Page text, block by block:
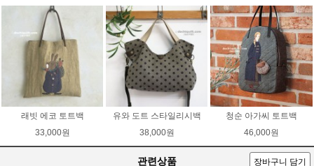
래빗 에코 토트백
33,000원
유와 도트 스타일리시백
38,000원
청순 아가씨 토트백
46,000원
관련상품 장바구니 담기